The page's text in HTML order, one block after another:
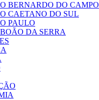
BERNARDO DO CAMPO
CAETANO DO SUL
PAULO
DA SERRA